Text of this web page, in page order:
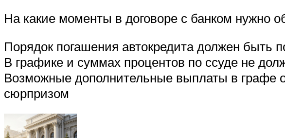
На какие моменты в договоре с банком нужно
Порядок погашения автокредита должен быть
В графике и суммах процентов по ссуде не
Возможные дополнительные выплаты в графе
сюрпризом